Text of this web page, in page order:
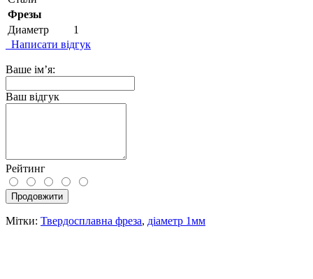
Фрезы
Диаметр
1
Написати відгук
Ваше ім’я:
Ваш відгук
Рейтинг
Продовжити
Мітки: Твердосплавна фреза, діаметр 1мм